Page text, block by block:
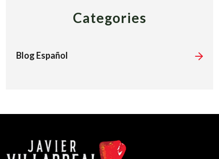
Categories
Blog Español